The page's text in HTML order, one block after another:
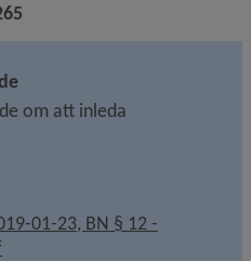
om att inleda
01-23, BN § 12 -
, 528.1 kB, öppnas i nytt fönster.